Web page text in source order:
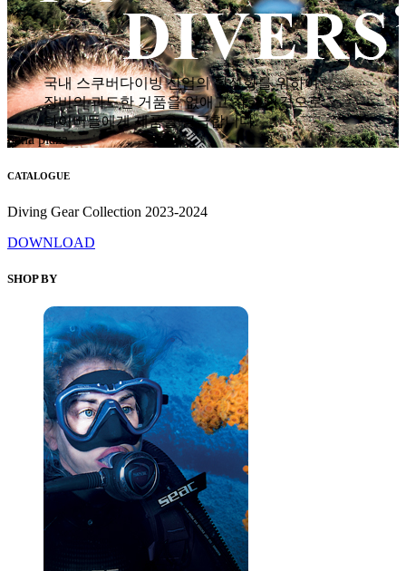
국내 스쿠버다이빙 산업의 활성화를 위하여
장비의 과도한 거품을 없애고 착한 가격으로
다이버들에게 제품을 공급합니다.
hana plaza
CATALOGUE
Diving Gear Collection 2023-2024
DOWNLOAD
SHOP BY